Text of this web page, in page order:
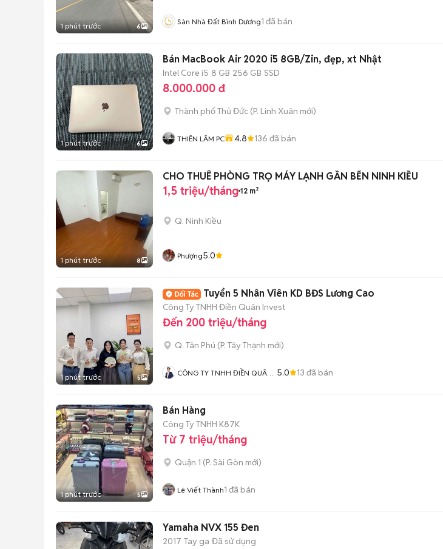
1 phút trước 6 Sàn Nhà Đất Bình Dương1 đã bán
1 phút trước 6
Bán MacBook Air 2020 i5 8GB/Zin, đẹp, xt Nhật
Intel Core i5 8 GB 256 GB SSD
8.000.000 đ
Thành phố Thủ Đức (P. Linh Xuân mới)
THIÊN LÂM PC 4.8 136 đã bán
1 phút trước 8
CHO THUÊ PHÒNG TRỌ MÁY LẠNH GẦN BẾN NINH KIỀU
1,5 triệu/tháng 12 m²
Q. Ninh Kiều
Phượng5.0
1 phút trước 5
Tuyển 5 Nhân Viên KD BĐS Lương Cao
Công Ty TNHH Điền Quân Invest
Đến 200 triệu/tháng
Q. Tân Phú (P. Tây Thạnh mới)
CÔNG TY TNHH ĐIỀN QUÂN
5.0 13 đã bán
1 phút trước 5
Bán Hàng
Công Ty TNHH K87K
Từ 7 triệu/tháng
Quận 1 (P. Sài Gòn mới)
Lê Viết Thành1 đã bán
Yamaha NVX 155 Đen
2017 Tay ga Đã sử dụng